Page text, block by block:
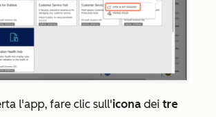
l'app, fare clic sull'icona dei tre